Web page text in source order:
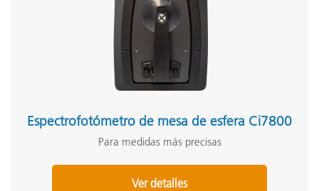
Espectrofotómetro de mesa de esfera Ci7800
Para medidas más precisas
Ver detalles